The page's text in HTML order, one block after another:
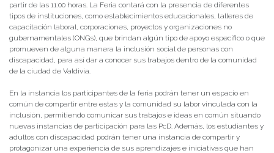
partir de las 11:00 horas. La Feria contará con la presencia de diferentes
tipos de instituciones, como establecimientos educacionales, talleres de
capacitación laboral, corporaciones, proyectos y organizaciones no
gubernamentales (ONGs), que brindan algún tipo de apoyo específico o que
promueven de alguna manera la inclusión social de personas con
discapacidad, para así dar a conocer sus trabajos dentro de la comunidad
de la ciudad de Valdivia.
En la instancia los participantes de la feria podrán tener un espacio en
común de compartir entre estas y la comunidad su labor vinculada con la
inclusión, permitiendo comunicar sus trabajos e ideas en común situando
nuevas instancias de participación para las PcD. Además, los estudiantes y
adultos con discapacidad podrán tener una instancia de compartir y
protagonizar una experiencia de sus aprendizajes e iniciativas que han